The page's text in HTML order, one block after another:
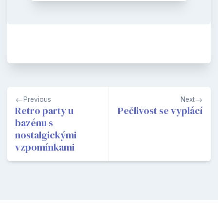
Navigace
pro
příspěvek
Previous
Retro party u
bazénu s
nostalgickými
vzpomínkami
Next
Pečlivost se vyplácí